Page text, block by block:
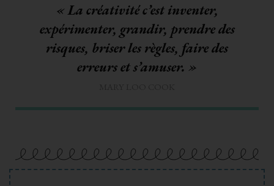
« La créativité c’est inventer,
expérimenter, grandir, prendre des
risques, briser les règles, faire des
erreurs et s’amuser. »